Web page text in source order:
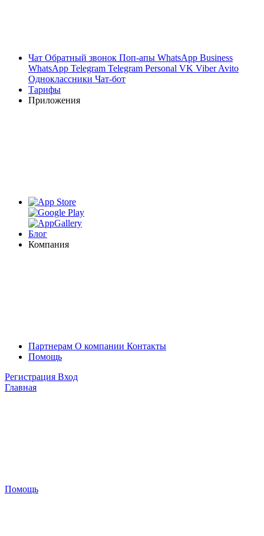
Чат Обратный звонок Поп-апы WhatsApp Business
WhatsApp Telegram Telegram Personal VK ViberAvito
Одноклассники Чат-бот
Тарифы
Приложения
Блог
Компания
Партнерам О компании Контакты
Помощь
Регистрация Вход
Главная
Помощь